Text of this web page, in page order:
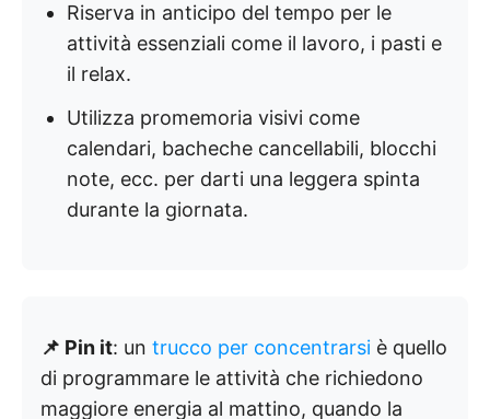
Riserva in anticipo del tempo per le
attività essenziali come il lavoro, i pasti e
il relax.
Utilizza promemoria visivi come
calendari, bacheche cancellabili, blocchi
note, ecc. per darti una leggera spinta
durante la giornata.
📌 Pin it: un trucco per concentrarsi è quello
di programmare le attività che richiedono
maggiore energia al mattino, quando la